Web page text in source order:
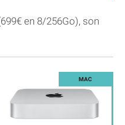
en 8/256Go), son